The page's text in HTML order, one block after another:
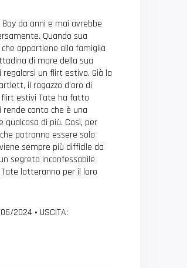
da anni e mai avrebbe
Quando sua
appartiene alla famiglia
di mare della sua
regalarsi un flirt estivo. Già la
il ragazzo d’oro di
flirt estivi Tate ha fatto
rende conto che è una
qualcosa di più. Così, per
potranno essere solo
sempre più difficile da
segreto inconfessabile
lotteranno per il loro
06/2024 • USCITA: